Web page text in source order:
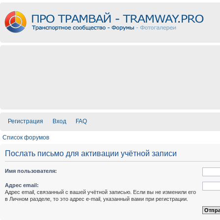
Регистрация Вход FAQ
Список форумов
Послать письмо для активации учётной записи
Имя пользователя:
Адрес email:
Адрес email, связанный с вашей учётной записью. Если вы не изменили его
в Личном разделе, то это адрес e-mail, указанный вами при регистрации.